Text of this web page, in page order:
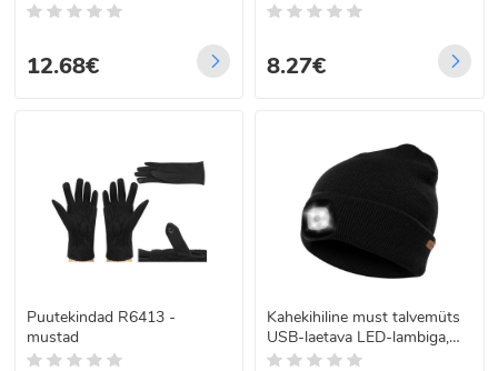
12.68€ 8.27€
Puutekindad R6413 -
mustad
Kahekihiline must talvemüts
USB-laetava LED-lambiga,
Trizand 22663